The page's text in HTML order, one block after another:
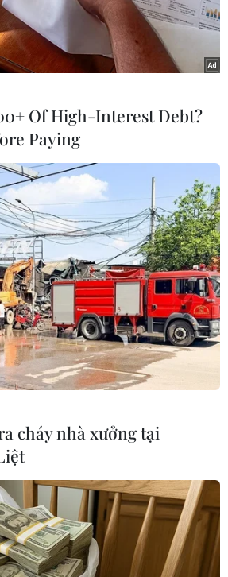
ý nộp hơn 100 triệu euro
Italy
trang mạng xã hội Facebook
triệu euro (114 triệu USD) để giải
lận tài chính.
Of High-Interest Debt?
Paying
cháy nhà xưởng tại